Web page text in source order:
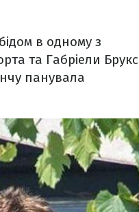
в одному з
та Габріели Брукс
панувала